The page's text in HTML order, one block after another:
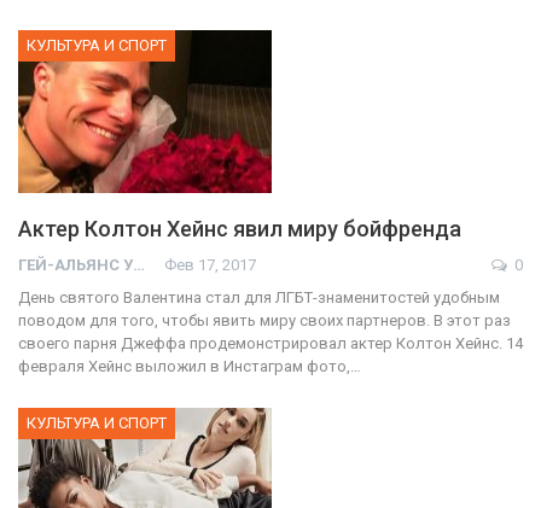
КУЛЬТУРА И СПОРТ
Актер Колтон Хейнс явил миру бойфренда
ГЕЙ-АЛЬЯНС УКРАИНА Фев 17, 2017
0
День святого Валентина стал для ЛГБТ-знаменитостей удобным
поводом для того, чтобы явить миру своих партнеров. В этот раз
своего парня Джеффа продемонстрировал актер Колтон Хейнс. 14
февраля Хейнс выложил в Инстаграм фото,…
КУЛЬТУРА И СПОРТ